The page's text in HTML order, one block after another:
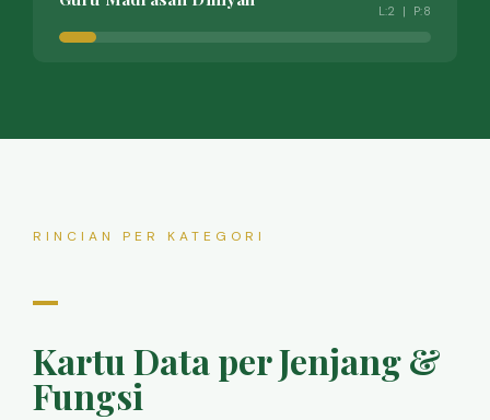
L:2 | P:8
RINCIAN PER KATEGORI
Kartu Data per Jenjang &
Fungsi